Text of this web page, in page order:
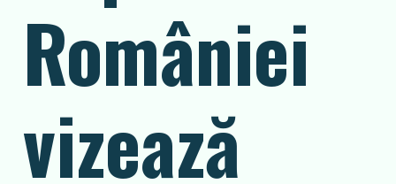
României
vizează